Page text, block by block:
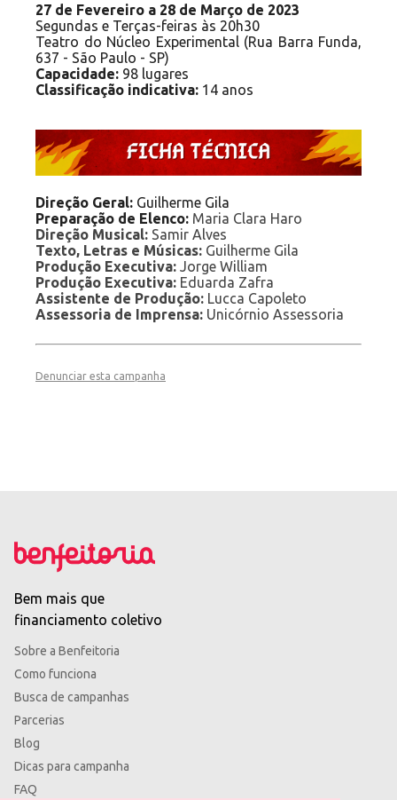
27 de Fevereiro a 28 de Março de 2023
Segundas e Terças-feiras às 20h30
Teatro do Núcleo Experimental (Rua Barra Funda,
637 - São Paulo - SP)
Capacidade: 98 lugares
Classificação indicativa: 14 anos
Direção Geral: Guilherme Gila
Preparação de Elenco: Maria Clara Haro
Direção Musical: Samir Alves
Texto, Letras e Músicas: Guilherme Gila
Produção Executiva: Jorge William
Produção Executiva: Eduarda Zafra
Assistente de Produção: Lucca Capoleto
Assessoria de Imprensa: Unicórnio Assessoria
Denunciar esta campanha
Bem mais que
financiamento coletivo
Sobre a Benfeitoria
Como funciona
Busca de campanhas
Parcerias
Blog
Dicas para campanha
FAQ